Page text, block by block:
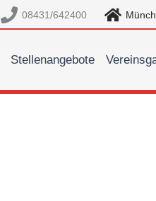
08431/642400
Stellenangebote